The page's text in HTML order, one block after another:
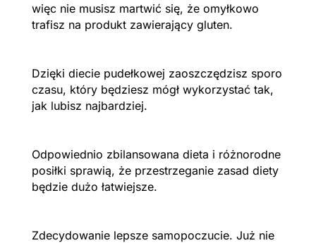
więc nie musisz martwić się, że omyłkowo
trafisz na produkt zawierający gluten.
Dzięki diecie pudełkowej zaoszczędzisz sporo
czasu, który będziesz mógł wykorzystać tak,
jak lubisz najbardziej.
Odpowiednio zbilansowana dieta i różnorodne
posiłki sprawią, że przestrzeganie zasad diety
będzie dużo łatwiejsze.
Zdecydowanie lepsze samopoczucie. Już nie